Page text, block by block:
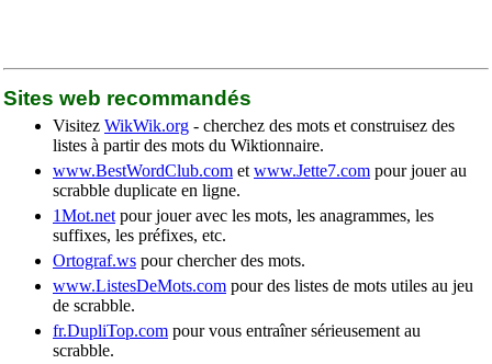
Sites web recommandés
Visitez WikWik.org - cherchez des mots et construisez des
listes à partir des mots du Wiktionnaire.
www.BestWordClub.com et www.Jette7.com pour jouer au
scrabble duplicate en ligne.
1Mot.net pour jouer avec les mots, les anagrammes, les
suffixes, les préfixes, etc.
Ortograf.ws pour chercher des mots.
www.ListesDeMots.com pour des listes de mots utiles au jeu
de scrabble.
fr.DupliTop.com pour vous entraîner sérieusement au
scrabble.